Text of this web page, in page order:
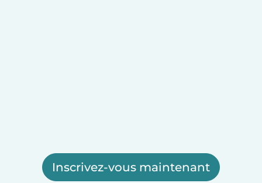
Inscrivez-vous maintenant